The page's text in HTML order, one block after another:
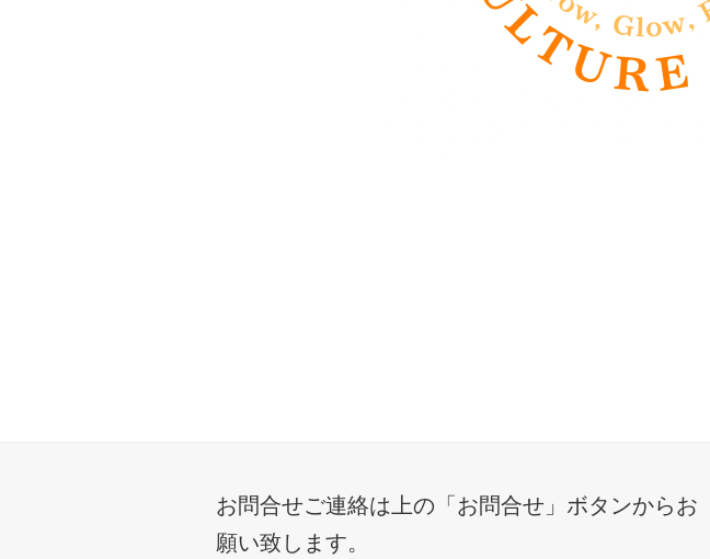
お問合せご連絡は上の「お問合せ」ボタンからお
願い致します。